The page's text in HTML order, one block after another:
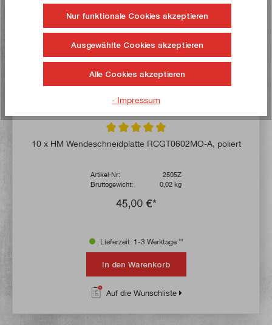
Durchschnittliche Bewertung von 4.9 von
10 x HM Wendeschneidplatte RCGT0602MO-A, poliert
Artikel-Nr:
2505Z
Bruttogewicht:
0,02 kg
45,00 €*
Lieferzeit: 1-3 Werktage **
In den Warenkorb
Auf die Wunschliste
Nur funktionale Cookies akzeptieren
Ausgewählte Cookies akzeptieren
Alle Cookies akzeptieren
- Impressum